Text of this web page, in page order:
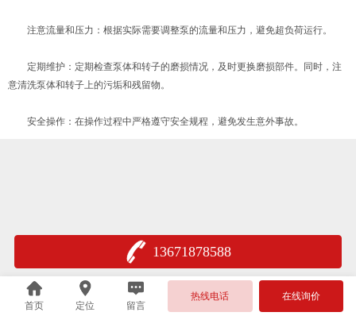
注意流量和压力：根据实际需要调整泵的流量和压力，避免超负荷运行。
定期维护：定期检查泵体和转子的磨损情况，及时更换磨损部件。同时，注
意清洗泵体和转子上的污垢和残留物。
安全操作：在操作过程中严格遵守安全规程，避免发生意外事故。
13671878588
首页 定位 留言
热线电话 在线询价